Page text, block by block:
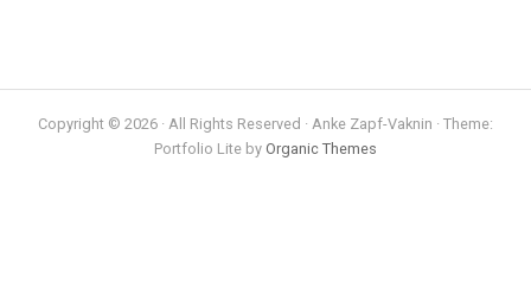
Copyright © 2026 · All Rights Reserved · Anke Zapf-Vaknin · Theme:
Portfolio Lite by Organic Themes